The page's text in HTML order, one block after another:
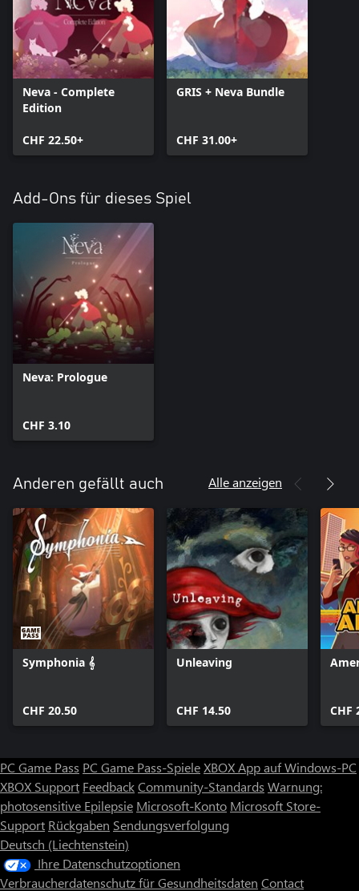
Neva - Complete
Edition
CHF 22.50+
GRIS + Neva Bundle
CHF 31.00+
Add-Ons für dieses Spiel
Neva: Prologue
CHF 3.10
Anderen gefällt auch Alle anzeigen
Symphonia 𝄞
CHF 20.50
Unleaving
CHF 14.50 CHF
PC Game Pass PC Game Pass-SpieleXBOX App auf Windows-PC
XBOX Support FeedbackCommunity-Standards Warnung:
photosensitive Epilepsie Microsoft-Konto Microsoft Store-
Support Rückgaben Sendungsverfolgung
Deutsch (Liechtenstein)
Ihre Datenschutzoptionen
Verbraucherdatenschutz für Gesundheitsdaten Contact